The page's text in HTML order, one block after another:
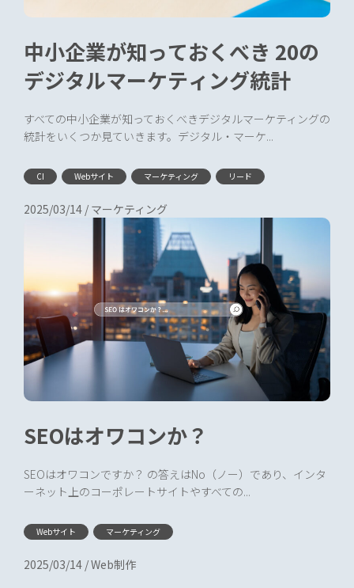
中小企業が知っておくべき 20の
デジタルマーケティング統計
すべての中小企業が知っておくべきデジタルマーケティングの
統計をいくつか見ていきます。デジタル・マーケ...
CI Webサイト マーケティング リード
2025/03/14 / マーケティング
SEOはオワコンか？
SEOはオワコンですか？ の答えはNo（ノー）であり、インタ
ーネット上のコーポレートサイトやすべての...
Webサイト マーケティング
2025/03/14 /Web制作